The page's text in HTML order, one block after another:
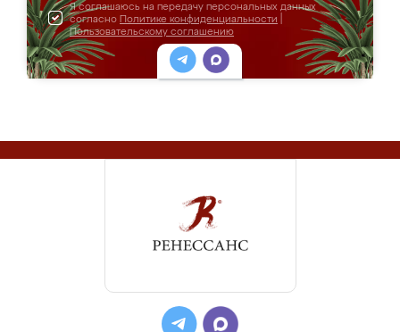
Я соглашаюсь на передачу персональных данных
согласно Политике конфиденциальности
Пользовательскому соглашению